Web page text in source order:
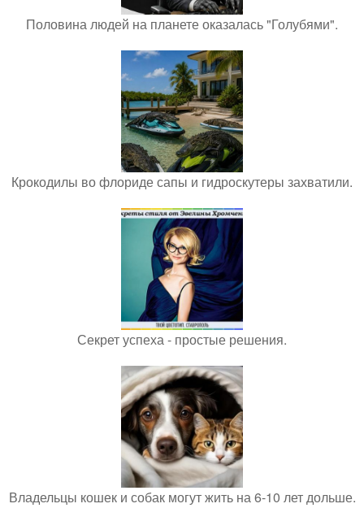
Половина людей на планете оказалась "Голубями".
Крокодилы во флориде сапы и гидроскутеры захватили.
Секрет успеха - простые решения.
Владельцы кошек и собак могут жить на 6-10 лет дольше.